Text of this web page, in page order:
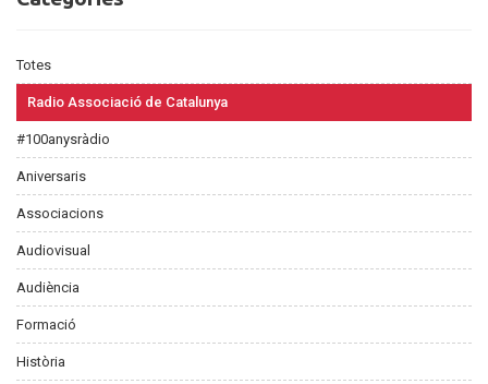
Totes
Radio Associació de Catalunya
#100anysràdio
Aniversaris
Associacions
Audiovisual
Audiència
Formació
Història